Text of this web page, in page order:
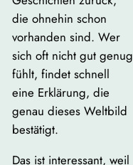
die ohnehin schon
vorhanden sind. Wer
sich oft nicht gut genug
fühlt, findet schnell
eine Erklärung, die
genau dieses Weltbild
bestätigt.
Das ist interessant, weil